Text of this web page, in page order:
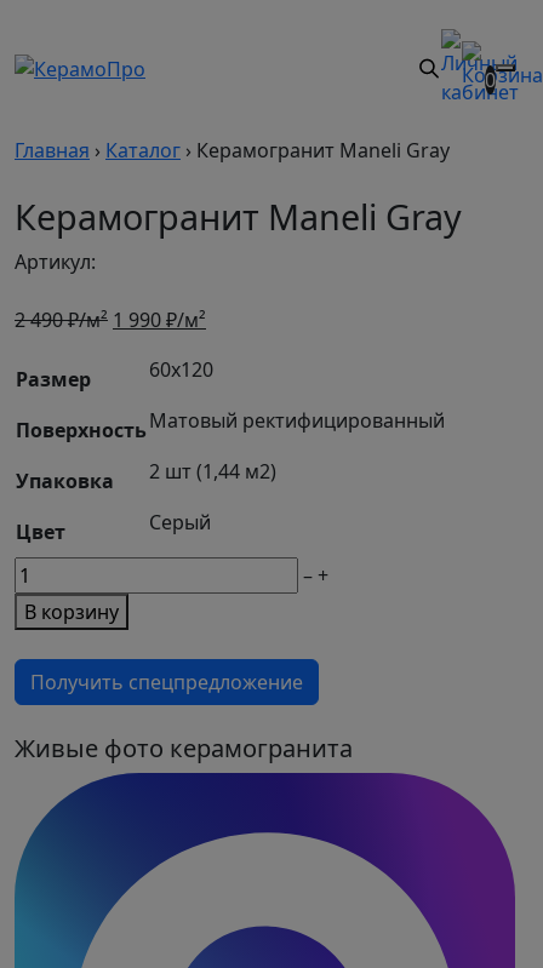
0
Главная › Каталог › Керамогранит Maneli Gray
Керамогранит Maneli Gray
Артикул:
2 490₽/м² Первоначальная
составляла
490 ₽/
1 990₽/м²
1
990 ₽/
м².
Размер 60х120
ПоверхностьМатовый ректифицированный
Упаковка 2 шт (1,44 м2)
Цвет
Серый
М2
товара
Керамогранит
Maneli
Gray
– +
В корзину
Получить спецпредложение
Живые фото керамогранита